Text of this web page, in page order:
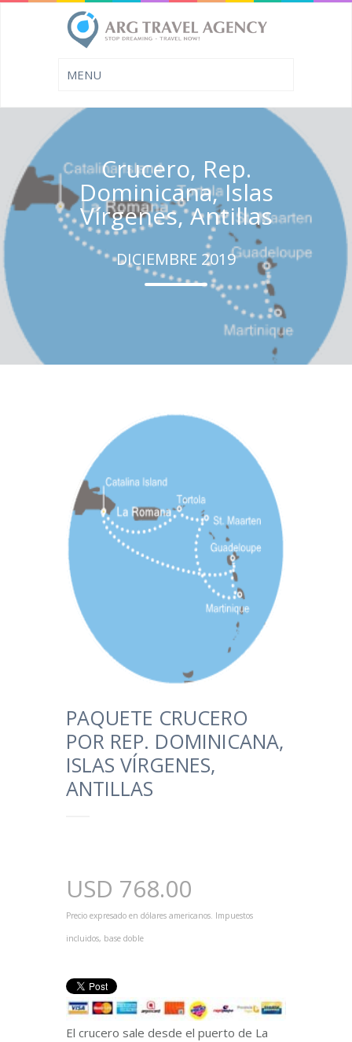
Crucero, Rep.
Dominicana, Islas
Vírgenes, Antillas
DICIEMBRE 2019
PAQUETE CRUCERO
POR REP. DOMINICANA,
ISLAS VÍRGENES,
ANTILLAS
USD 768.00
Precio expresado en dólares americanos. Impuestos
incluidos, base doble
El crucero sale desde el puerto de La